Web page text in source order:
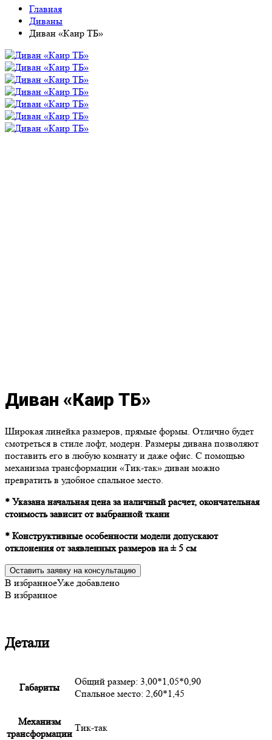
Главная
Диваны
Диван «Каир ТБ»
Диван «Каир ТБ»
Широкая линейка размеров, прямые формы. Отлично будет
смотреться в стиле лофт, модерн. Размеры дивана позволяют
поставить его в любую комнату и даже офис. С помощью
механизма трансформации «Тик-так» диван можно
превратить в удобное спальное место.
* Указана начальная цена за наличный расчет, окончательная
стоимость зависит от выбранной ткани
* Конструктивные особенности модели допускают
отклонения от заявленных размеров на ± 5 см
Оставить заявку на консультацию
В избранноеУже добавлено
В избранное
Детали
Габариты
Общий размер: 3,00*1,05*0,90
Спальное место: 2,60*1,45
Механизм
трансформации
Тик-так